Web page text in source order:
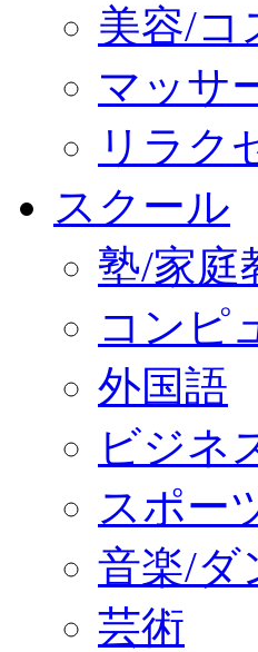
美容/コ
マッサ
リラク
スクール
塾/家庭
コンピ
外国語
ビジネ
スポー
音楽/ダ
芸術